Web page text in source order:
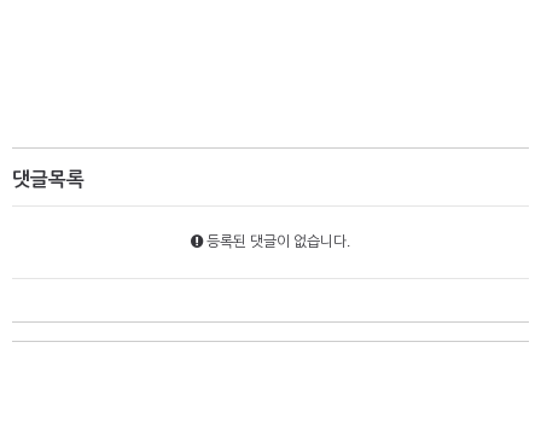
댓글목록
등록된 댓글이 없습니다.